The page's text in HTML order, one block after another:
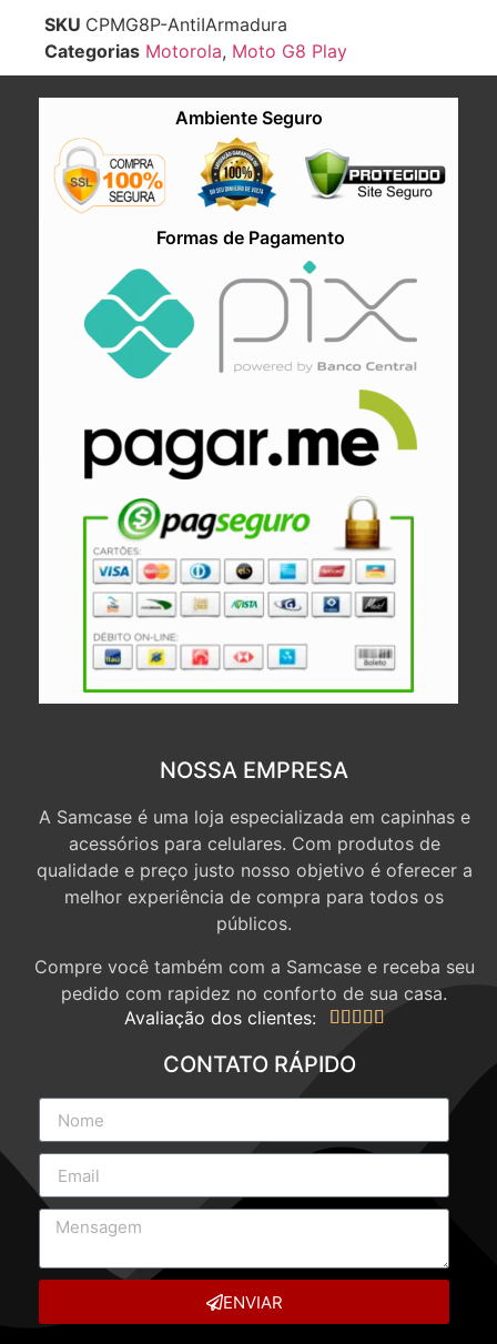
SKU CPMG8P-AntiIArmadura
Categorias Motorola, Moto G8 Play
Ambiente Seguro
Formas de Pagamento
NOSSA EMPRESA
A Samcase é uma loja especializada em capinhas e
acessórios para celulares. Com produtos de
qualidade e preço justo nosso objetivo é oferecer a
melhor experiência de compra para todos os
públicos.
Compre você também com a Samcase e receba seu
pedido com rapidez no conforto de sua casa.
Avaliação dos clientes:
    
CONTATO RÁPIDO
ENVIAR